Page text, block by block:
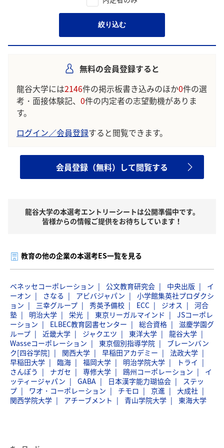
絞り込む
無料の会員登録すると
龍谷大学には2146件の掲示板書き込みのほか0件の選
考・面接体験記、 0件の内定者の志望動機がありま
す。
ログイン／会員登録すると閲覧できます。
会員登録（無料）して閲覧する
龍谷大学の本選考エントリーシートは公開準備中です。
皆様からの情報ご提供をお待ちしています！
教育の他の企業の本選考ES一覧を見る
ベネッセコーポレーション 公文教育研究会 中央出版
イ
ーオン
さなる アビバジャパン
小学館集英社プロダクシ
ョン
三幸グループ 秀英予備校 ECC ジオス
河合
塾
明治大学 栄光 東京リーガルマインド
JSコーポレ
ーション
ELBEC教育図書センター 総合資格
滋慶学園グ
ループ
近畿大学 ジャクエツ 東洋大学
龍谷大学
Wasseコーポレーション
東京個別指導学院
ブレーンバン
ク[四谷学院]
関西大学 早稲田アカデミー
法政大学
早稲田大学
臨海 福岡大学 明治学院大学
トライ
さんぽう
ナガセ 専修大学 鴎州コーポレーション
イ
ッティージャパン
GABA 日本漢字能力瑚協会
ステッ
プ
ワオ・コーポレーション チモロ 京進
大成社
関西学院大学
アチーブメント 青山学院大学 東海大学